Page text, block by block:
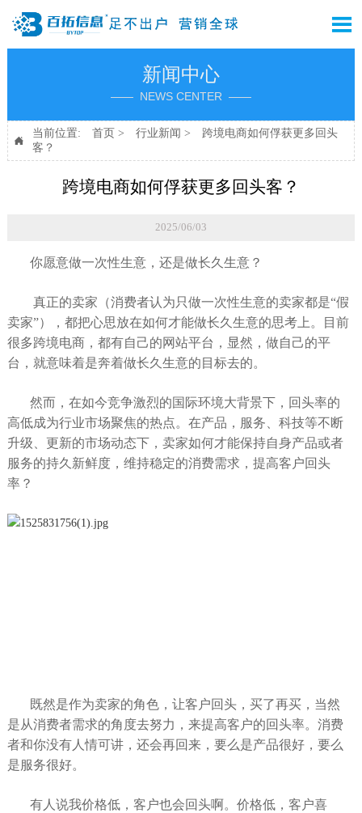

新闻中心
—— NEWS CENTER ——

当前位置: 首页 > 行业新闻 >
跨境电商如何俘获更多回头
客？
跨境电商如何俘获更多回头客？
2025/06/03
你愿意做一次性生意，还是做长久生意？
真正的卖家（消费者认为只做一次性生意的卖家都是“假
卖家”），都把心思放在如何才能做长久生意的思考上。目前
很多跨境电商，都有自己的网站平台，显然，做自己的平
台，就意味着是奔着做长久生意的目标去的。
然而，在如今竞争激烈的国际环境大背景下，回头率的
高低成为行业市场聚焦的热点。在产品，服务、科技等不断
升级、更新的市场动态下，卖家如何才能保持自身产品或者
服务的持久新鲜度，维持稳定的消费需求，提高客户回头
率？
既然是作为卖家的角色，让客户回头，买了再买，当然
是从消费者需求的角度去努力，来提高客户的回头率。消费
者和你没有人情可讲，还会再回来，要么是产品很好，要么
是服务很好。
有人说我价格低，客户也会回头啊。价格低，客户喜